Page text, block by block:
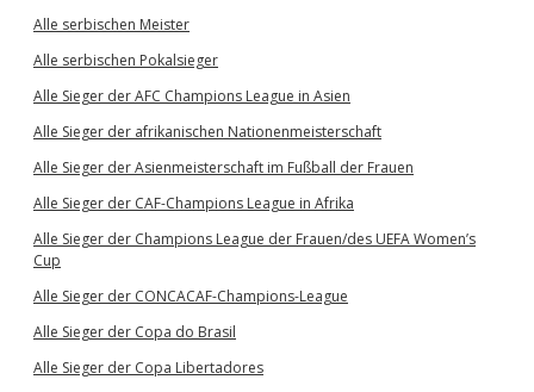
Alle serbischen Meister
Alle serbischen Pokalsieger
Alle Sieger der AFC Champions League in Asien
Alle Sieger der afrikanischen Nationenmeisterschaft
Alle Sieger der Asienmeisterschaft im Fußball der Frauen
Alle Sieger der CAF-Champions League in Afrika
Alle Sieger der Champions League der Frauen/des UEFA Women’s
Cup
Alle Sieger der CONCACAF-Champions-League
Alle Sieger der Copa do Brasil
Alle Sieger der Copa Libertadores